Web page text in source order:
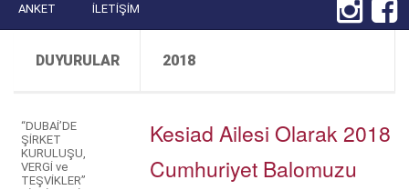
ANKET İLETIŞIM
DUYURULAR 2018
“DUBAİ’DE
ŞİRKET
KURULUŞU,
VERGİ ve
TEŞVİKLER”
Kesiad Ailesi Olarak 2018
Cumhuriyet Balomuzu